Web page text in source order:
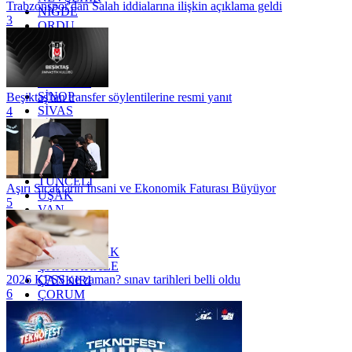
NİĞDE
ORDU
OSMANİYE
RİZE
SAKARYA
SİNOP
SİVAS
SİİRT
TEKİRDAĞ
TOKAT
TRABZON
TUNCELİ
UŞAK
VAN
YALOVA
YOZGAT
ZONGULDAK
ÇANAKKALE
ÇANKIRI
ÇORUM
İSTANBUL
İZMİR
ŞANLIURFA
Trabzonspor'dan Salah iddialarına ilişkin açıklama geldi
3
Beşiktaş'tan transfer söylentilerine resmi yanıt
4
Aşırı Sıcakların İnsani ve Ekonomik Faturası Büyüyor
5
2026 KPSS ne zaman? sınav tarihleri belli oldu
6